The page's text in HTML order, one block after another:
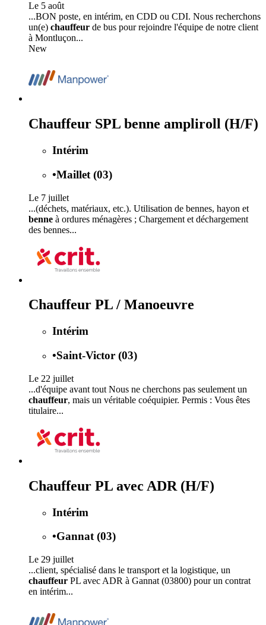
Le 5 août
...BON poste, en intérim, en CDD ou CDI. Nous recherchons
un(e) chauffeur de bus pour rejoindre l'équipe de notre client
à Montluçon...
New
Chauffeur SPL benne ampliroll (H/F)
Intérim
•Maillet (03)
Le 7 juillet
...(déchets, matériaux, etc.). Utilisation de bennes, hayon et
benne à ordures ménagères ; Chargement et déchargement
des bennes...
Chauffeur PL / Manoeuvre
Intérim
•Saint-Victor (03)
Le 22 juillet
...d'équipe avant tout Nous ne cherchons pas seulement un
chauffeur, mais un véritable coéquipier. Permis : Vous êtes
titulaire...
Chauffeur PL avec ADR (H/F)
Intérim
•Gannat (03)
Le 29 juillet
...client, spécialisé dans le transport et la logistique, un
chauffeur PL avec ADR à Gannat (03800) pour un contrat
en intérim...